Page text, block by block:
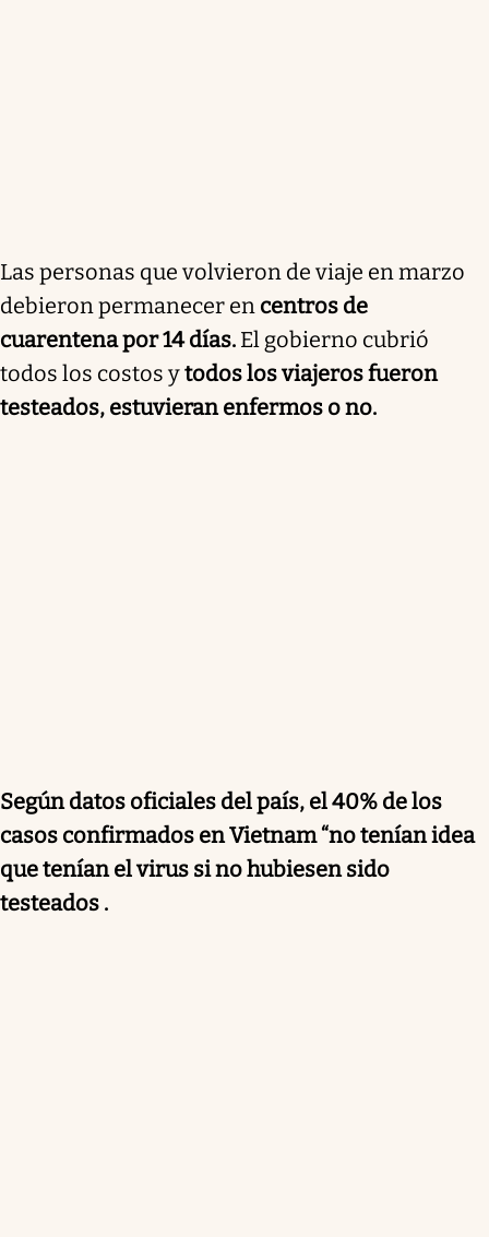
Las personas que volvieron de viaje en marzo
debieron permanecer en centros de
cuarentena por 14 días. El gobierno cubrió
todos los costos ytodos los viajeros fueron
testeados, estuvieran enfermos o no.
Según datos oficiales del país, el 40% de los
casos confirmados en Vietnam “no tenían idea
que tenían el virus si no hubiesen sido
testeados .